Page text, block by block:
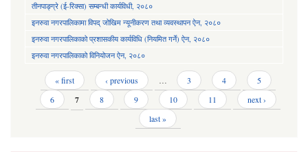
तीनपाङ्ग्रे (ई-रिक्सा) सम्बन्धी कार्यविधी, २०८०
इनरुवा नगरपालिकामा विपद् जोखिम न्यूनीकरण तथा व्यवस्थापन ऐन, २०८०
इनरुवा नगरपालिकाको प्रशासकीय कार्यविधि (नियमित गर्ने) ऐन, २०८०
इनरुवा नगरपालिकाको विनियोजन ऐन, २०८०
Pages « first ‹ previous … 3 4
5
6
7 8 9 10 11
next ›
last »